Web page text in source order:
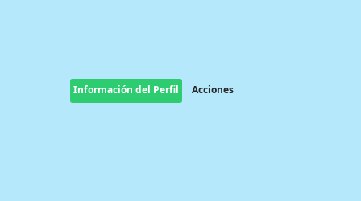
Información del Perfil Acciones